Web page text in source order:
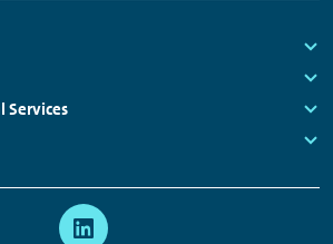
Services